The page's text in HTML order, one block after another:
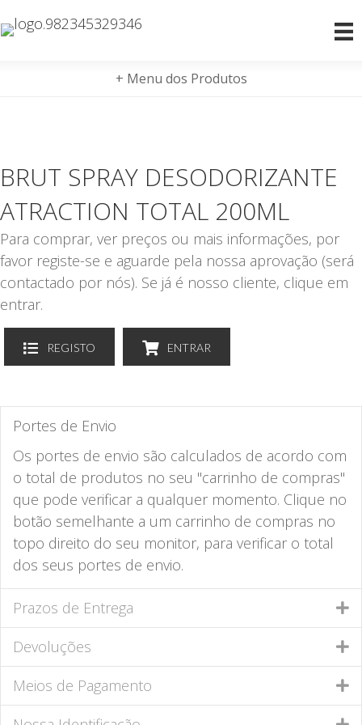
+ Menu dos Produtos
BRUT SPRAY DESODORIZANTE
ATRACTION TOTAL 200ML
Para comprar, ver preços ou mais informações, por
favor registe-se e aguarde pela nossa aprovação (será
contactado por nós). Se já é nosso cliente, clique em
entrar.
REGISTO ENTRAR
Portes de Envio
Os portes de envio são calculados de acordo com
o total de produtos no seu "carrinho de compras"
que pode verificar a qualquer momento. Clique no
botão semelhante a um carrinho de compras no
topo direito do seu monitor, para verificar o total
dos seus portes de envio.
Prazos de Entrega
Devoluções
Meios de Pagamento